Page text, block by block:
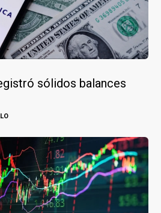
sólidos balances